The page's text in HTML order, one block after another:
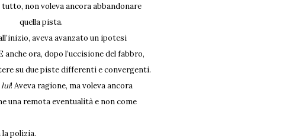
non voleva ancora abbandonare
quella pista.
aveva avanzato un ipotesi
anche ora, dopo l’uccisione del fabbro,
su due piste differenti e convergenti.
lui! Aveva ragione, ma voleva ancora
una remota eventualità e non come
polizia.